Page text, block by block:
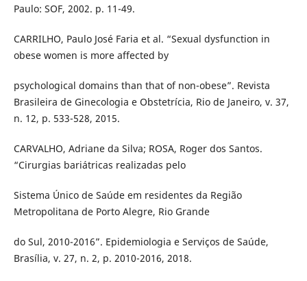
Paulo: SOF, 2002. p. 11-49.
CARRILHO, Paulo José Faria et al. “Sexual dysfunction in
obese women is more affected by
psychological domains than that of non-obese”. Revista
Brasileira de Ginecologia e Obstetrícia, Rio de Janeiro, v. 37,
n. 12, p. 533-528, 2015.
CARVALHO, Adriane da Silva; ROSA, Roger dos Santos.
“Cirurgias bariátricas realizadas pelo
Sistema Único de Saúde em residentes da Região
Metropolitana de Porto Alegre, Rio Grande
do Sul, 2010-2016”. Epidemiologia e Serviços de Saúde,
Brasília, v. 27, n. 2, p. 2010-2016, 2018.